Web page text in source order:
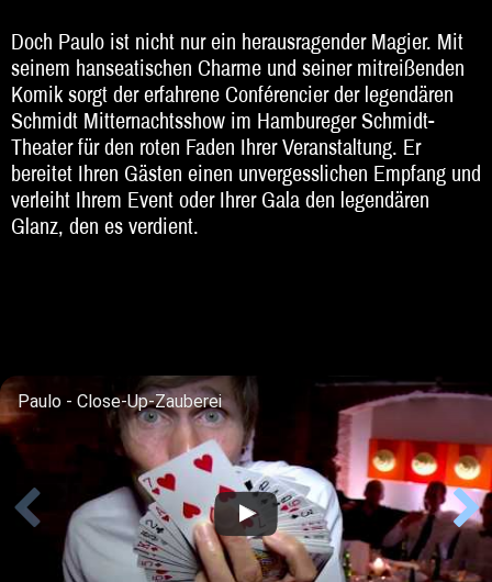
Rockband
Schlagerband
Walk-Act
Weltmusik
Sonstiges
Doch Paulo ist nicht nur ein herausragender Magier. Mit
seinem hanseatischen Charme und seiner mitreißenden
Komik sorgt der erfahrene Conférencier der legendären
Schmidt Mitternachtsshow im Hambureger Schmidt-
Theater für den roten Faden Ihrer Veranstaltung. Er
bereitet Ihren Gästen einen unvergesslichen Empfang und
verleiht Ihrem Event oder Ihrer Gala den legendären
Glanz, den es verdient.
Paulo - Close-Up-Zauberei
Paulo - Familienprogramm